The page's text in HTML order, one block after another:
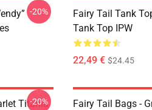
-20%
Fairy Tail Tank
Tank Top IPW
22,49 € $24.45
Titania
-20%
Fairy Tail Bags -